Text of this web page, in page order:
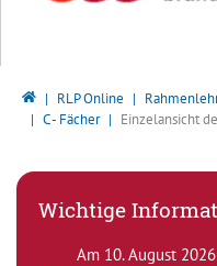
Bildungsserver Berlin -
RLP Online
C - Fächer
Einzelansicht
Wichtige
Am 10. August